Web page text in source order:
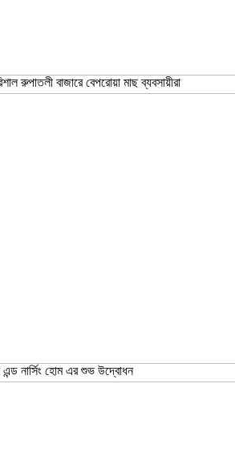
রুপাতলী বাজারে বেপরোয়া মাছ ব্যবসায়ীরা
এন্ড নার্সিং হোম এর শুভ উদ্বোধন